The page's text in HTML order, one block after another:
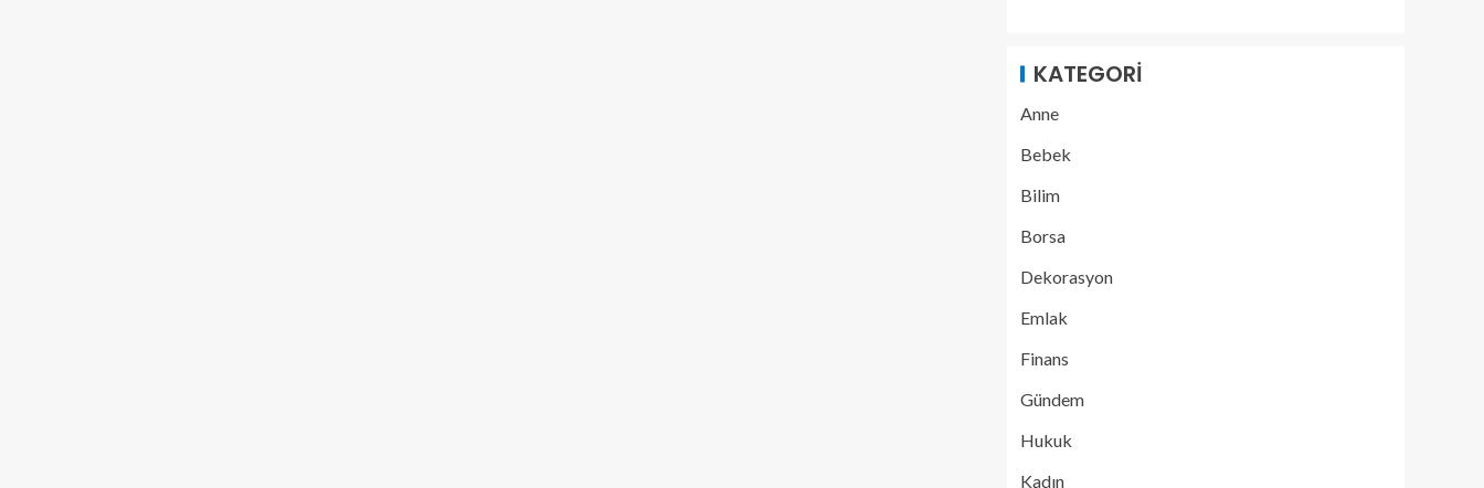
KATEGORI
Anne
Bebek
Bilim
Borsa
Dekorasyon
Emlak
Finans
Gündem
Hukuk
Kadın